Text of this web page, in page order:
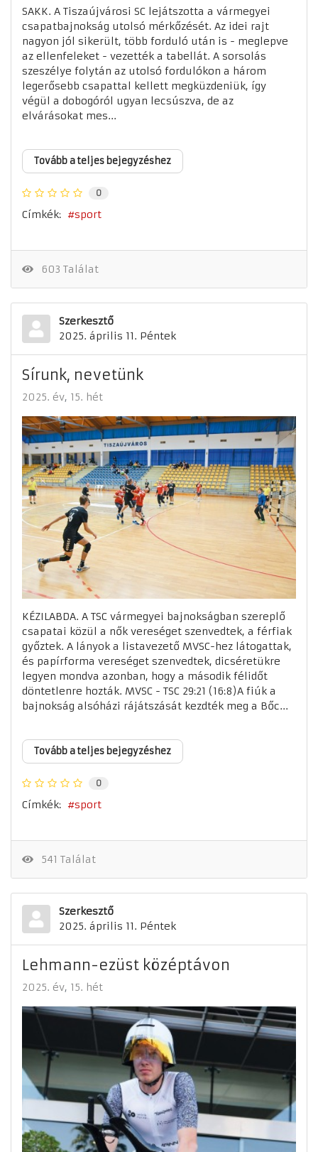
SAKK. A Tiszaújvárosi SC lejátszotta a vármegyei
csapatbajnokság utolsó mérkőzését. Az idei rajt
nagyon jól sikerült, több forduló után is - meglepve
az ellenfeleket - vezették a tabellát. A sorsolás
szeszélye folytán az utolsó fordulókon a három
legerősebb csapattal kellett megküzdeniük, így
végül a dobogóról ugyan lecsúszva, de az
elvárásokat mes...
Tovább a teljes bejegyzéshez
0
Címkék: sport
603 Találat
Szerkesztő
2025. április 11. Péntek
Sírunk, nevetünk
2025. év 15. hét
KÉZILABDA. A TSC vármegyei bajnokságban szereplő
csapatai közül a nők vereséget szenvedtek, a férfiak
győztek. A lányok a listavezető MVSC-hez látogattak,
és papírforma vereséget szenvedtek, dicséretükre
legyen mondva azonban, hogy a második félidőt
döntetlenre hozták. MVSC - TSC 29:21 (16:8)A fiúk a
bajnokság alsóházi rájátszását kezdték meg a Bőc...
Tovább a teljes bejegyzéshez
0
Címkék: sport
541 Találat
Szerkesztő
2025. április 11. Péntek
Lehmann-ezüst középtávon
2025. év 15. hét